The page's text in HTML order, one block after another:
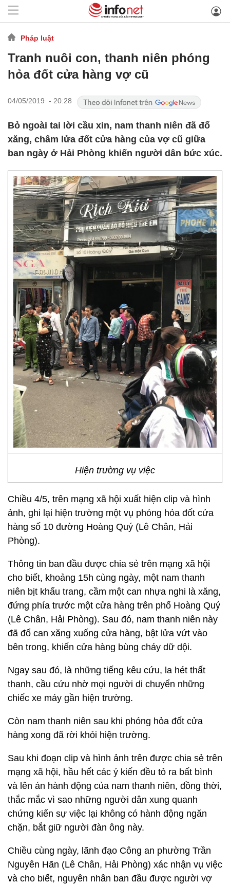
Pháp luật
Tranh nuôi con, thanh niên phóng
hỏa đốt cửa hàng vợ cũ
04/05/2019 - 20:28
Bỏ ngoài tai lời cầu xin, nam thanh niên đã đổ
xăng, châm lửa đốt cửa hàng của vợ cũ giữa
ban ngày ở Hải Phòng khiến người dân bức xúc.
Hiện trường vụ việc
Chiều 4/5, trên mạng xã hội xuất hiện clip và hình
ảnh, ghi lại hiện trường một vụ phóng hỏa đốt cửa
hàng số 10 đường Hoàng Quý (Lê Chân, Hải
Phòng).
Thông tin ban đầu được chia sẻ trên mạng xã hội
cho biết, khoảng 15h cùng ngày, một nam thanh
niên bịt khẩu trang, cầm một can nhựa nghi là xăng,
đứng phía trước một cửa hàng trên phố Hoàng Quý
(Lê Chân, Hải Phòng). Sau đó, nam thanh niên này
đã đổ can xăng xuống cửa hàng, bật lửa vứt vào
bên trong, khiến cửa hàng bùng cháy dữ dội.
Ngay sau đó, là những tiếng kêu cứu, la hét thất
thanh, cầu cứu nhờ mọi người di chuyển những
chiếc xe máy gần hiện trường.
Còn nam thanh niên sau khi phóng hỏa đốt cửa
hàng xong đã rời khỏi hiện trường.
Sau khi đoạn clip và hình ảnh trên được chia sẻ trên
mạng xã hội, hầu hết các ý kiến đều tỏ ra bất bình
và lên án hành động của nam thanh niên, đồng thời,
thắc mắc vì sao những người dân xung quanh
chứng kiến sự việc lại không có hành động ngăn
chặn, bắt giữ người đàn ông này.
Chiều cùng ngày, lãnh đạo Công an phường Trần
Nguyên Hãn (Lê Chân, Hải Phòng) xác nhận vụ việc
và cho biết, nguyên nhân ban đầu được người vợ